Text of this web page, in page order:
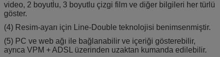
video, 2 boyutlu, 3 boyutlu çizgi film ve diğer bilgileri her türlü
göster.
(4) Resim-ayarı için Line-Double teknolojisi benimsenmiştir.
(5) PC ve web ağı ile bağlanabilir ve içeriği gösterebilir,
ayrıca VPM + ADSL üzerinden uzaktan kumanda edilebilir.